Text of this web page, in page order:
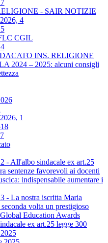
- SAIR NOTIZIE
4
CGIL
INS. RELIGIONE
2024 – 2025: alcuni consigli
1
- All'albo sindacale ex art.25
sentenze favorevoli ai docenti
indispensabile aumentare i
- La nostra iscritta Maria
volta un prestigioso
Education Awards
ex art.25 legge 300